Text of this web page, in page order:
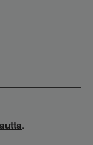
.